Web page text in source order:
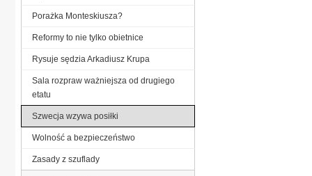
Porażka Monteskiusza?
Reformy to nie tylko obietnice
Rysuje sędzia Arkadiusz Krupa
Sala rozpraw ważniejsza od drugiego
etatu
Szwecja wzywa posiłki
Wolność a bezpieczeństwo
Zasady z szuflady